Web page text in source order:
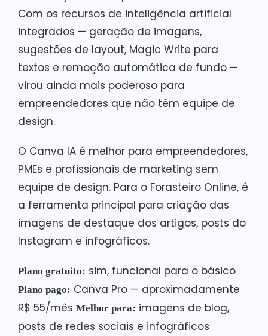
Com os recursos de inteligência artificial
integrados — geração de imagens,
sugestões de layout, Magic Write para
textos e remoção automática de fundo —
virou ainda mais poderoso para
empreendedores que não têm equipe de
design.
O Canva IA é melhor para empreendedores,
PMEs e profissionais de marketing sem
equipe de design. Para o Forasteiro Online, é
a ferramenta principal para criação das
imagens de destaque dos artigos, posts do
Instagram e infográficos.
Plano gratuito: sim, funcional para o básico
Plano pago: Canva Pro — aproximadamente
R$ 55/mês Melhor para: imagens de blog,
posts de redes sociais e infográficos